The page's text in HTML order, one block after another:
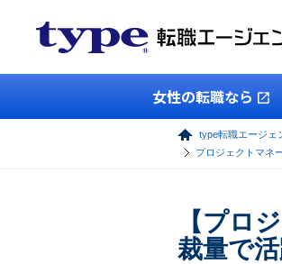
女性の転職なら
type転職エージェ
プロジェクトマネ
【プロ
裁量で